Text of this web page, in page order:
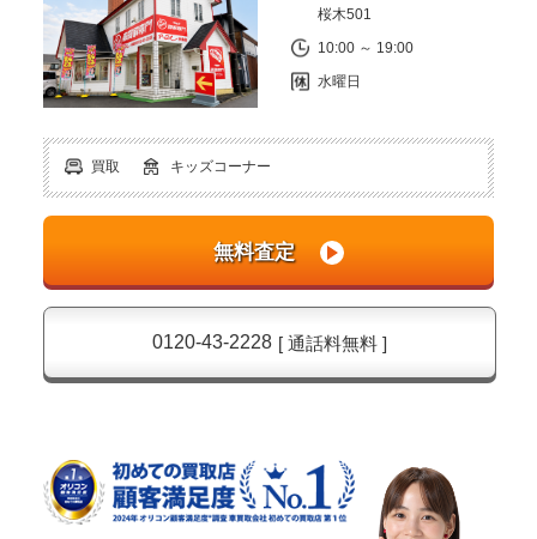
桜木501
10:00 ～ 19:00
水曜日
買取 キッズコーナー
0120-43-2228 [ 通話料無料 ]